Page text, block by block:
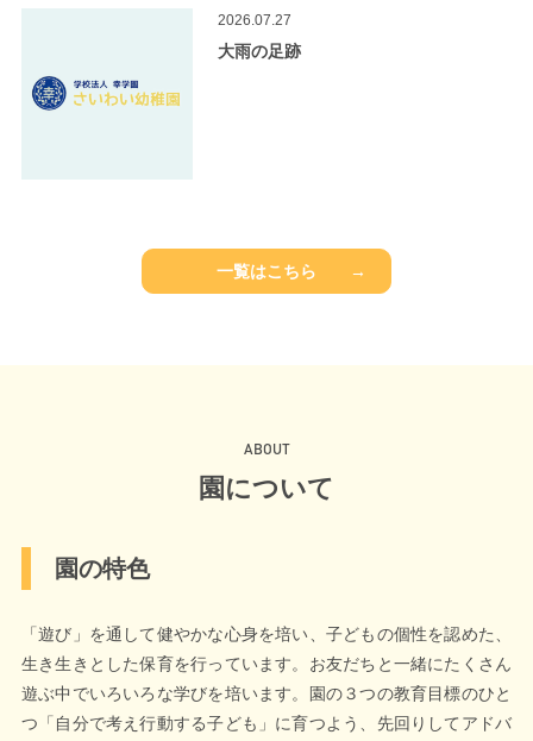
2026.07.27
大雨の足跡
一覧はこちら →
ABOUT
園 について
園の特色
「遊び」を通して健やかな心身を培い、子どもの個性を認めた、
生き生きとした保育を行っています。お友だちと一緒にたくさん
遊ぶ中でいろいろな学びを培います。園の３つの教育目標のひと
つ「自分で考え行動する子ども」に育つよう、先回りしてアドバ